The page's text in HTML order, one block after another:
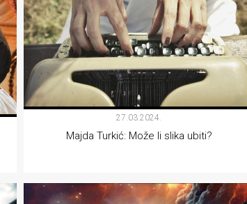
27.03.2024.
Majda Turkić: Može li slika ubiti?
KOLUMNE